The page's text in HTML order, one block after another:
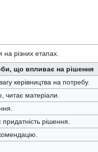
різних етапах.
що впливає на рішення
керівництва на потребу.
читає матеріали.
рішення.